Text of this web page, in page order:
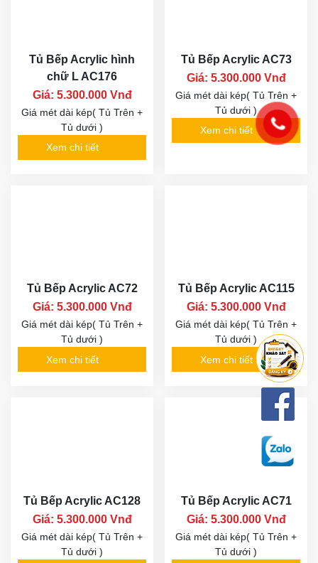
Tủ Bếp Acrylic hình
chữ L AC176
Giá: 5.300.000 Vnđ
Giá mét dài kép( Tủ Trên +
Tủ dưới )
Xem chi tiết
Tủ Bếp Acrylic AC73
Giá: 5.300.000 Vnđ
Giá mét dài kép( Tủ Trên +
Tủ dưới )
Xem chi tiết
Tủ Bếp Acrylic AC72
Giá: 5.300.000 Vnđ
Giá mét dài kép( Tủ Trên +
Tủ dưới )
Xem chi tiết
Tủ Bếp Acrylic AC115
Giá: 5.300.000 Vnđ
Giá mét dài kép( Tủ Trên +
Tủ dưới )
Xem chi tiết
Tủ Bếp Acrylic AC128
Giá: 5.300.000 Vnđ
Giá mét dài kép( Tủ Trên +
Tủ dưới )
Tủ Bếp Acrylic AC71
Giá: 5.300.000 Vnđ
Giá mét dài kép( Tủ Trên +
Tủ dưới )